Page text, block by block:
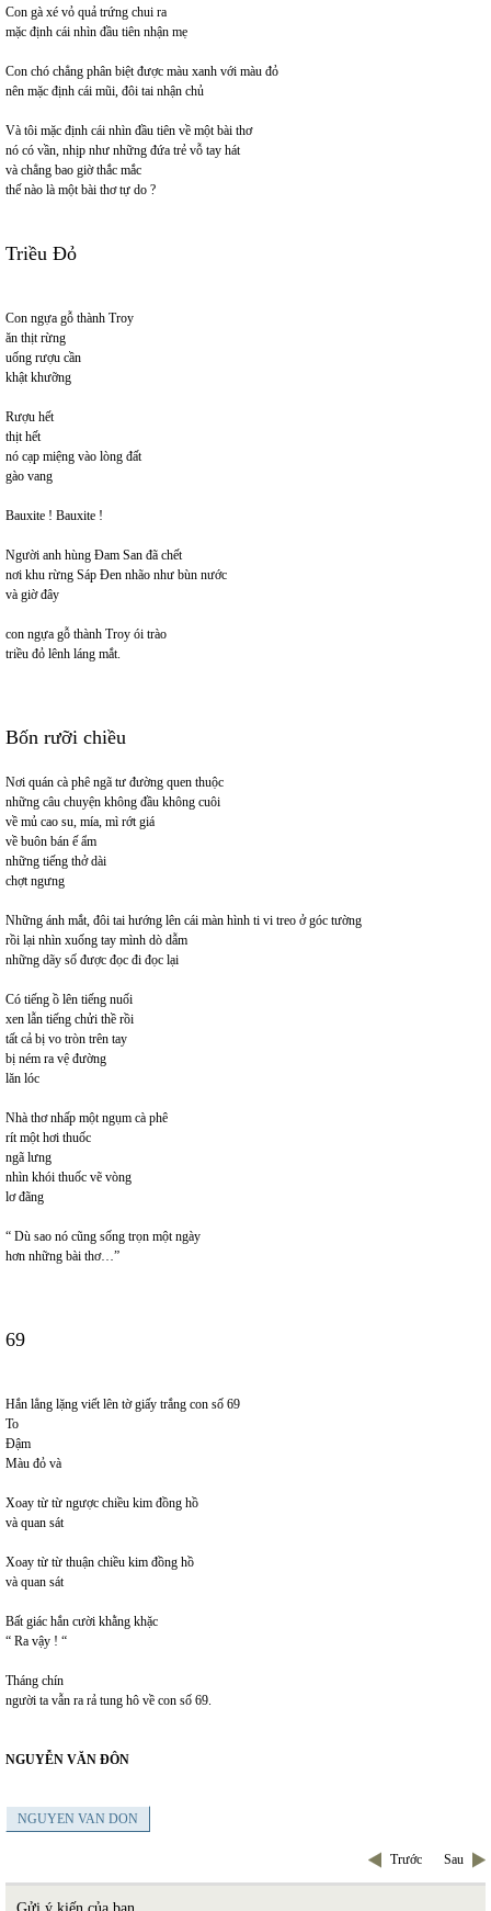
Con gà xé vỏ quả trứng chui ra
mặc định cái nhìn đầu tiên nhận mẹ
Con chó chẳng phân biệt được màu xanh với màu đỏ
nên mặc định cái mũi, đôi tai nhận chủ
Và tôi mặc định cái nhìn đầu tiên về một bài thơ
nó có vần, nhịp như những đứa trẻ vỗ tay hát
và chẳng bao giờ thắc mắc
thế nào là một bài thơ tự do ?
Triều Đỏ
Con ngựa gỗ thành Troy
ăn thịt rừng
uống rượu cần
khật khưỡng
Rượu hết
thịt hết
nó cạp miệng vào lòng đất
gào vang
Bauxite ! Bauxite !
Người anh hùng Đam San đã chết
nơi khu rừng Sáp Đen nhão như bùn nước
và giờ đây
con ngựa gỗ thành Troy ói trào
triều đỏ lênh láng mắt.
Bốn rưỡi chiều
Nơi quán cà phê ngã tư đường quen thuộc
những câu chuyện không đầu không cuôi
về mủ cao su, mía, mì rớt giá
về buôn bán ế ẩm
những tiếng thở dài
chợt ngưng
Những ánh mắt, đôi tai hướng lên cái màn hình ti vi treo ở góc tường
rồi lại nhìn xuống tay mình dò dẫm
những dãy số được đọc đi đọc lại
Có tiếng ồ lên tiếng nuối
xen lẫn tiếng chửi thề rồi
tất cả bị vo tròn trên tay
bị ném ra vệ đường
lăn lóc
Nhà thơ nhấp một ngụm cà phê
rít một hơi thuốc
ngã lưng
nhìn khói thuốc vẽ vòng
lơ đãng
“ Dù sao nó cũng sống trọn một ngày
hơn những bài thơ…”
69
Hắn lẳng lặng viết lên tờ giấy trắng con số 69
To
Đậm
Màu đỏ và
Xoay từ từ ngược chiều kim đồng hồ
và quan sát
Xoay từ từ thuận chiều kim đồng hồ
và quan sát
Bất giác hắn cười khằng khặc
“ Ra vậy ! “
Tháng chín
người ta vẫn ra rả tung hô về con số 69.
NGUYỄN VĂN ĐÔN
NGUYEN VAN DON
Trước Sau